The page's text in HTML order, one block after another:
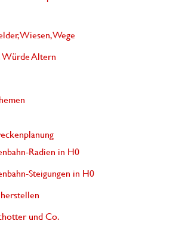
Wiesen, Wege
Würde Altern
Radien in H0
Steigungen in H0
und Co.